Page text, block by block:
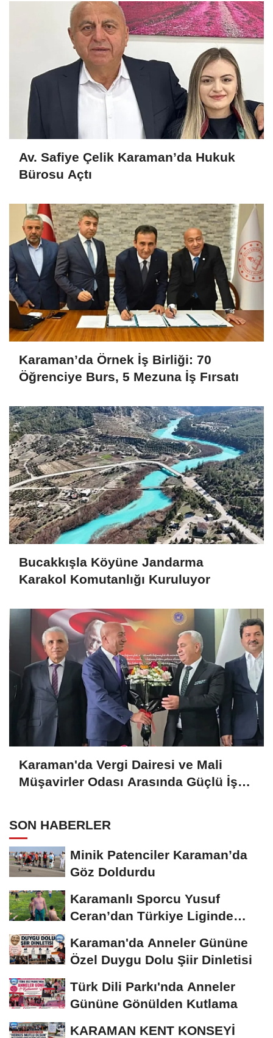
Av. Safiye Çelik Karaman’da Hukuk
Bürosu Açtı
Karaman’da Örnek İş Birliği: 70
Öğrenciye Burs, 5 Mezuna İş Fırsatı
Bucakkışla Köyüne Jandarma
Karakol Komutanlığı Kuruluyor
Karaman'da Vergi Dairesi ve Mali
Müşavirler Odası Arasında Güçlü İş
SON HABERLER
Minik Patenciler Karaman’da
Göz Doldurdu
Karamanlı Sporcu Yusuf
Ceran’dan Türkiye Liginde
Karaman'da Anneler Gününe
Özel Duygu Dolu Şiir Dinletisi
Türk Dili Parkı'nda Anneler
Gününe Gönülden Kutlama
KARAMAN KENT KONSEYİ